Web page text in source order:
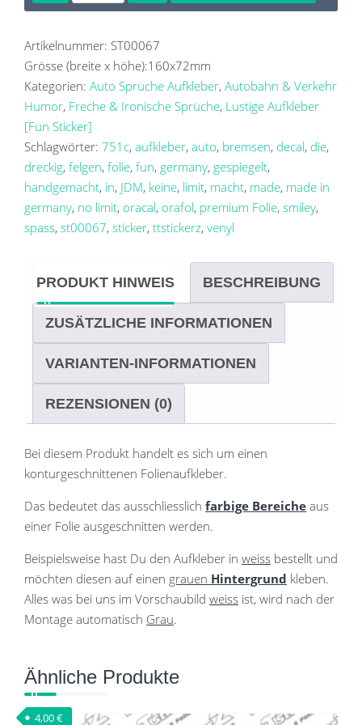
Felgen
dreckig
Menge
Artikelnummer: ST00067
Grösse (breite x höhe):160x72mm
Kategorien: Auto Sprüche Aufkleber, Autobahn & Verkehr
Humor, Freche & Ironische Sprüche, Lustige Aufkleber
[Fun Sticker]
Schlagwörter: 751c, aufkleber, auto, bremsen, decal, die,
dreckig, felgen, folie, fun, germany, gespiegelt,
handgemacht, in, JDM, keine, limit, macht, made, made in
germany, no limit, oracal, orafol, premium Folie, smiley,
spass, st00067, sticker, ttstickerz, venyl
PRODUKT HINWEIS BESCHREIBUNG
ZUSÄTZLICHE INFORMATIONEN
VARIANTEN-INFORMATIONEN
REZENSIONEN (0)
Bei diesem Produkt handelt es sich um einen
konturgeschnittenen Folienaufkleber.
Das bedeutet das ausschliesslich farbige Bereiche aus
einer Folie ausgeschnitten werden.
Beispielsweise hast Du den Aufkleber in weiss bestellt und
möchten diesen auf einen grauen Hintergrund kleben.
Alles was bei uns im Vorschaubild weiss ist, wird nach der
Montage automatisch Grau.
Ähnliche Produkte
4,00€